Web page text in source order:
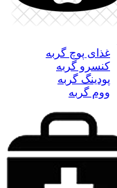
غذای پوچ گربه
کنسرو گربه
پودینگ گربه
ووم گربه